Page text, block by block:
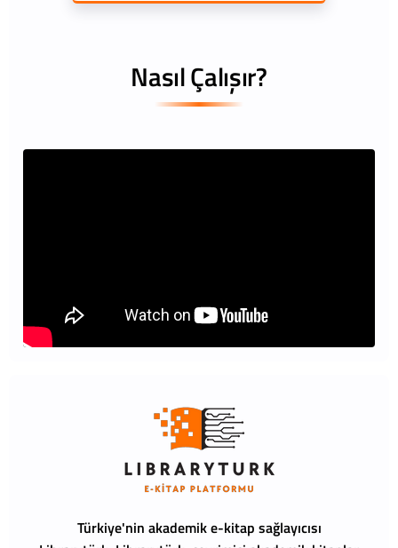
Nasıl Çalışır?
Türkiye'nin akademik e-kitap sağlayıcısı